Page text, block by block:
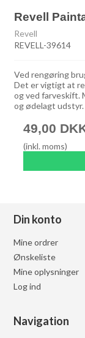
Revell
Revell
REVELL-39614
Ved rengøring
Det er vigtigt at
og ved farveskift.
og ødelagt udstyr.
49,00
(inkl. moms)
Din konto
Mine ordrer
Ønskeliste
Mine oplysninger
Log ind
Navigation